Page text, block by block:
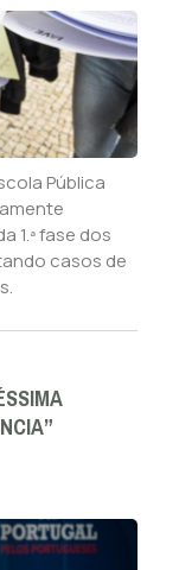
Pública
1.ª fase dos
casos de